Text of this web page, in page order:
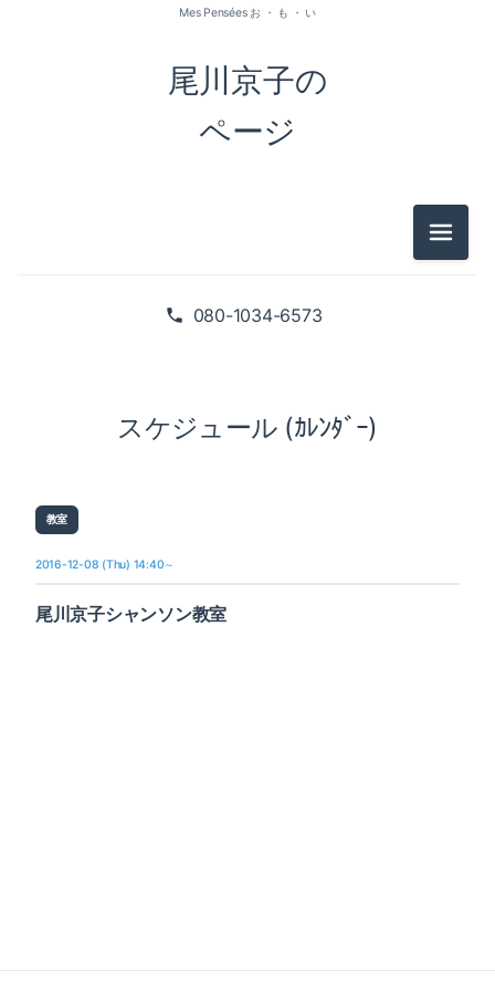
080-1034-6573
尾川京子の
ページ
Mes Pensées お ・ も ・ い
メニュ
スケジュール (ｶﾚﾝﾀﾞｰ)
教室
2016-12-08 (Thu) 14:40～
尾川京子シャンソン教室